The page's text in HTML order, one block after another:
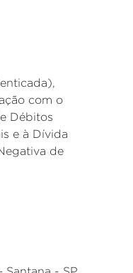
com o
Débitos
e à Dívida
de